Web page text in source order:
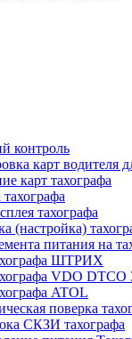
контроль
карт водителя
карт тахографа
тахографа
(настройка)
питания на
ШТРИХ
VDO DTCO
ATOL
поверка
СКЗИ тахографа